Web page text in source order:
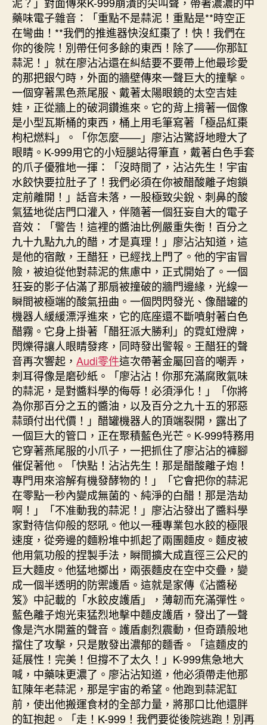
藥味電子雜音：「重點不是蒜泥！重點是**時空正
在彎曲！**我們的推進器快沒紅棗了！快！我們在
你的後院！別帶任何多餘的東西！除了——你那缸
蒜泥！」就在廖沾沾還在糾結要不要帶上他最珍愛
的那把銀勺時，外面的牆壁傳來一聲巨大的撞擊。
一個穿著黑色燕尾服、戴著太陽眼鏡的太空吉娃
娃，正從牆上的破洞鑽進來。它的背上揹著一個像
是小型瓦斯桶的東西，桶上用毛筆寫著「極品紅棗
枸杞燃料」。「你怎麼——」廖沾沾驚訝地瞪大了
眼睛。K-999用它的小短腿站得筆直，戴著白色手套
的爪子優雅地一揮：「沒時間了，沾沾先生！宇宙
水餃快要拉肚子了！我們必須在你被醋酸離子炮鎖
定前離開！」話音未落，一股極致尖銳、刺鼻的酸
氣猛地從店門口灌入，伴隨著一個狂妄自大的電子
音效：「警告！這裡的醬油比例嚴重失衡！百分之
九十九點九九的醋，才是真理！」廖沾沾知道，這
是他的宿敵，王醋狂，已經找上門了。他的宇宙冒
險，被迫從他對蒜泥的焦慮中，正式開始了。一個
狂妄的影子佔滿了那扇被撞破的牆門邊緣，光線一
瞬間被極端的酸氣扭曲。一個閃閃發光、像醋罐的
機器人緩緩漂浮進來，它的底座還不斷噴射著白色
醋霧。它身上掛著「醋狂派大勝利」的霓虹燈牌，
閃爍得讓人眼睛發疼，同時發出警報。王醋狂的聲
音再次響起， Audi零件這次帶著金屬回音的嘲弄，
刺耳得像是磨砂紙。「廖沾沾！你那充滿腐敗氣味
的蒜泥，是對醬料學的侮辱！必須淨化！」「你將
為你那百分之五的醬油，以及百分之九十五的邪惡
蒜頭付出代價！」醋罐機器人的頂端裂開，露出了
一個巨大的管口，正在聚積藍色光芒。K-999特務用
它穿著燕尾服的小爪子，一把抓住了廖沾沾的褲腳
催促著他。「快點！沾沾先生！那是醋酸離子炮！
專門用來溶解有機發酵物的！」「它會把你的蒜泥
在零點一秒內變成無菌的、純淨的白醋！那是浩劫
啊！」「不准動我的蒜泥！」廖沾沾發出了醬料學
家對待信仰般的怒吼。他以一種專業包水餃的極限
速度，從旁邊的麵粉堆中抓起了兩團麵皮。麵皮被
他用氣功般的捏製手法，瞬間擴大成直徑三公尺的
巨大麵皮。他猛地擲出，兩張麵皮在空中交疊，變
成一個半透明的防禦護盾。這就是家傳《沾醬秘
笈》中記載的「水餃皮護盾」，薄韌而充滿彈性。
藍色離子炮光束猛烈地擊中麵皮護盾，發出了一聲
像是汽水開蓋的聲音。護盾劇烈震動，但奇蹟般地
擋住了攻擊，只是散發出濃郁的麵香。「這麵皮的
延展性！完美！但撐不了太久！」K-999焦急地大
喊，中藥味更濃了。廖沾沾知道，他必須帶走他那
缸陳年老蒜泥，那是宇宙的希望。他跑到蒜泥缸
前，使出他搬運食材的全部力量，將那口比他還胖
的缸抱起。「走！K-999！我們要從後院逃跑！別再